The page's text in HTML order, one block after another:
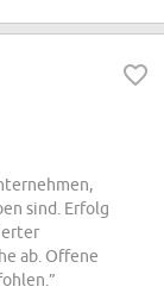
sind. Erfolg
ab. Offene